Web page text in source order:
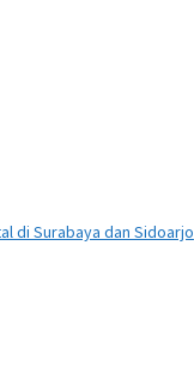
di Surabaya dan Sidoarjo